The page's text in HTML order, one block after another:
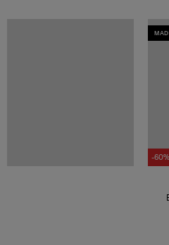
-60%